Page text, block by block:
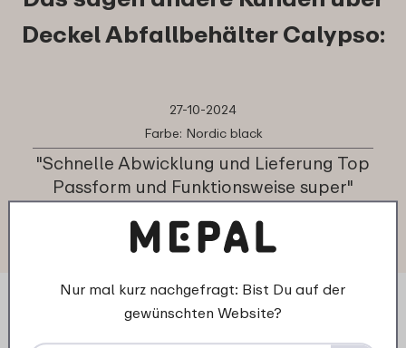
Deckel Abfallbehälter Calypso:
27-10-2024
Farbe: Nordic black
"Schnelle Abwicklung und Lieferung Top
Passform und Funktionsweise super"
★★ ★ ★
★★ ★ ★
Kunde von mepal.com
Nur mal kurz nachgefragt: Bist Du auf der
gewünschten Website?